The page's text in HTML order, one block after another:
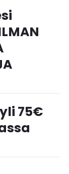
yli 75€